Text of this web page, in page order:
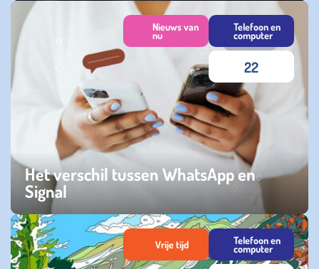
zaterdag 25 april 2026
Het verschil tussen WhatsApp en
Signal
vrijdag 25 april 2025
Nieuws van
nu
Telefoon en
computer
22
Vrije tijd Telefoon en
computer